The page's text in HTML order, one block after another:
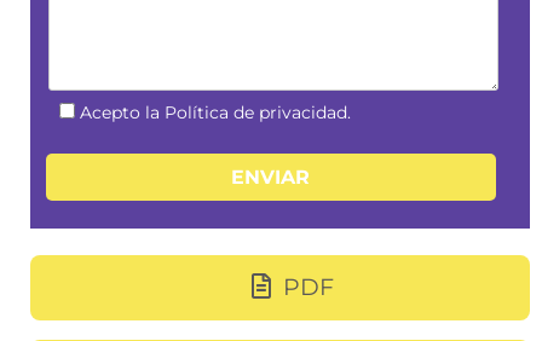
Acepto la Política de privacidad.
PDF